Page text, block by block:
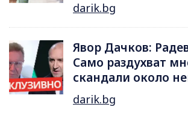
darik.bg
Явор Дачков:
Само раздухват
скандали около
darik.bg